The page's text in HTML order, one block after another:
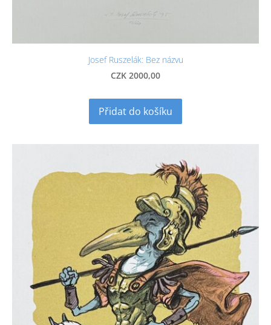
Josef Ruszelák: Bez názvu
CZK 2000,00
Přidat do košíku